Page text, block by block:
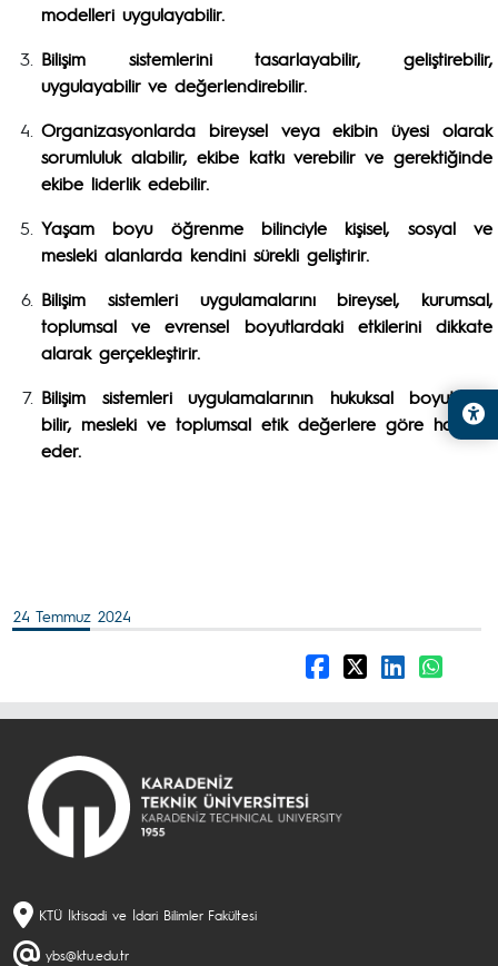
modelleri uygulayabilir.
Bilişim sistemlerini tasarlayabilir, geliştirebilir,
uygulayabilir ve değerlendirebilir.
Organizasyonlarda bireysel veya ekibin üyesi olarak
sorumluluk alabilir, ekibe katkı verebilir ve gerektiğinde
ekibe liderlik edebilir.
Yaşam boyu öğrenme bilinciyle kişisel, sosyal ve
mesleki alanlarda kendini sürekli geliştirir.
Bilişim sistemleri uygulamalarını bireysel, kurumsal,
toplumsal ve evrensel boyutlardaki etkilerini dikkate
alarak gerçekleştirir.
Bilişim sistemleri uygulamalarının hukuksal boyutlarını
bilir, mesleki ve toplumsal etik değerlere göre hareket
eder.
24 Temmuz 2024
KTÜ İktisadi ve İdari Bilimler Fakültesi
ybs@ktu.edu.tr